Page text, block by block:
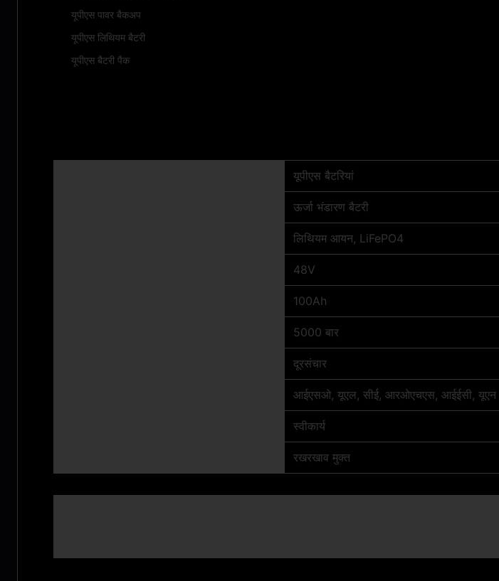
यूपीएस पावर बैकअप
यूपीएस लिथियम बैटरी
यूपीएस बैटरी पैक
यूपीएस बैटरियां
ऊर्जा भंडारण बैटरी
लिथियम आयन, LiFePO4
48V
100Ah
5000 बार
दूरसंचार
आईएसओ, यूएल, सीई, आरओएचएस, आईईसी, यूएन
स्वीकार्य
रखरखाव मुक्त